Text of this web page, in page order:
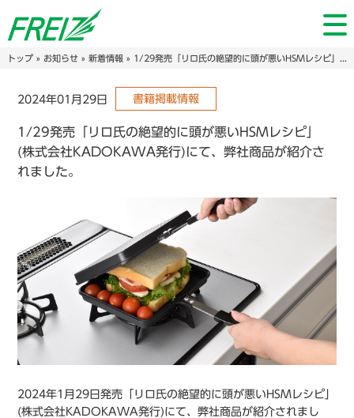
トップ» お知らせ» 新着情報» 1/29発売「リロ氏の絶望的に頭が悪いHSMレシピ」 (株式会社KADOKAWA発行)にて、弊社商品が紹介されました。
2024年01月29日 書籍掲載情報
1/29発売「リロ氏の絶望的に頭が悪いHSMレシピ」
(株式会社KADOKAWA発行)にて、弊社商品が紹介さ
れました。
2024年1月29日発売「リロ氏の絶望的に頭が悪いHSMレシピ」
(株式会社KADOKAWA発行)にて、弊社商品が紹介されまし